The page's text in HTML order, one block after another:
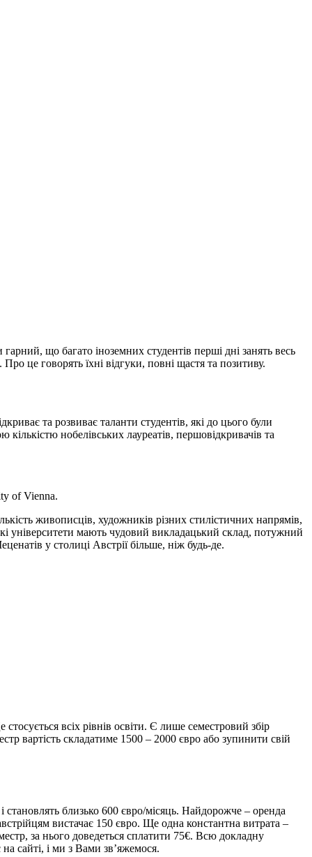
що багато іноземних студентів перші дні занять весь
це говорять їхні відгуки, повні щастя та позитиву.
та розвиває таланти студентів, які до цього були
нобелівських лауреатів, першовідкривачів та
of Vienna.
живописців, художників різних стилістичних напрямів,
університети мають чудовий викладацький склад, потужний
у столиці Австрії більше, ніж будь-де.
всіх рівнів освіти. Є лише семестровий збір
вартість складатиме 1500 – 2000 євро або зупинити свій
близько 600 євро/місяць. Найдорожче – оренда
вистачає 150 євро. Ще одна константна витрата –
за нього доведеться сплатити 75€. Всю докладну
сайті, і ми з Вами зв’яжемося.